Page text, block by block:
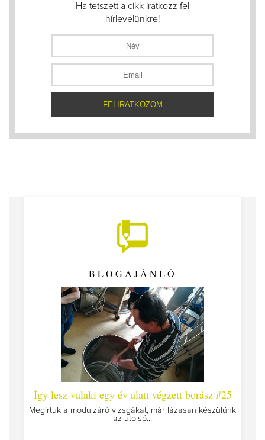
Ha tetszett a cikk iratkozz fel
hírlevelünkre!
BLOGAJÁNLÓ
Így lesz valaki egy év alatt végzett borász #25
Megírtuk a modulzáró vizsgákat, már lázasan készülünk
az utolsó...